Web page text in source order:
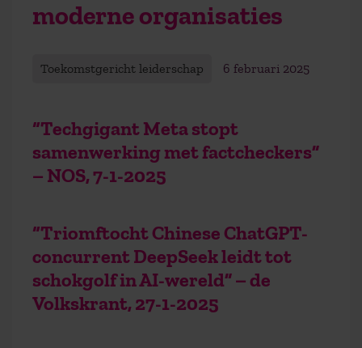
moderne organisaties
Toekomstgericht leiderschap 6 februari 2025
“Techgigant Meta stopt
samenwerking met factcheckers”
– NOS, 7-1-2025
“Triomftocht Chinese ChatGPT-
concurrent DeepSeek leidt tot
schokgolf in AI-wereld” – de
Volkskrant, 27-1-2025